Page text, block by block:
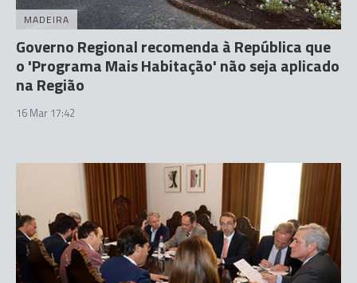
MADEIRA
Governo Regional recomenda à República que
o 'Programa Mais Habitação' não seja aplicado
na Região
16 Mar 17:42